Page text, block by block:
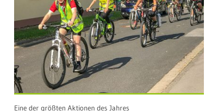
Eine der größten Aktionen des Jahres